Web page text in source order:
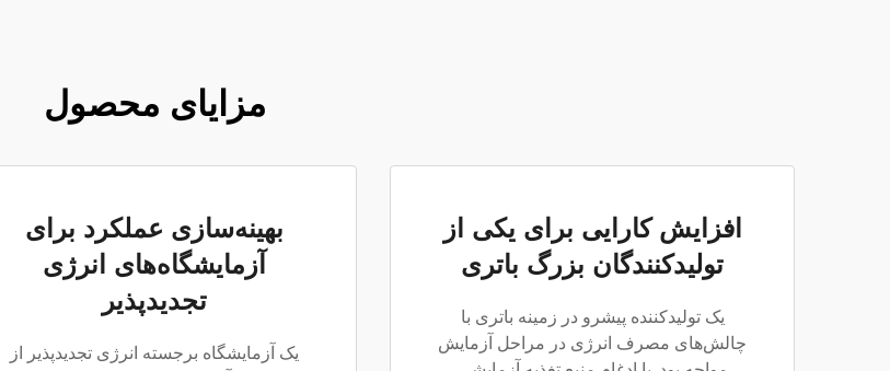
مزایای محصول
افزایش کارایی برای یکی از
تولیدکنندگان بزرگ باتری
یک تولیدکننده پیشرو در زمینه باتری با
چالش‌های مصرف انرژی در مراحل آزمایش
بهینه‌سازی عملکرد برای
آزمایشگاه‌های انرژی
تجدیدپذیر
یک آزمایشگاه برجسته انرژی تجدیدپذیر از